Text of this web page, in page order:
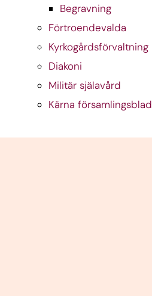
Begravning
Förtroendevalda
Kyrkogårdsförvaltning
Diakoni
Militär själavård
Kärna församlingsblad